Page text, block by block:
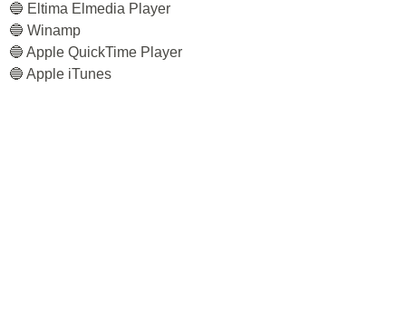
🔵 Eltima Elmedia Player
🔵 Winamp
🔵 Apple QuickTime Player
🔵 Apple iTunes